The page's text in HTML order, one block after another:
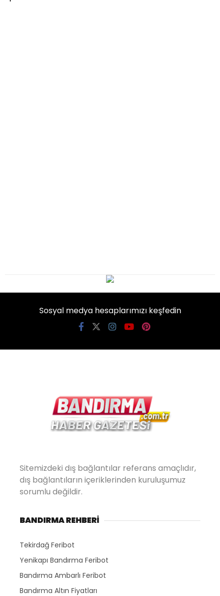
Sosyal medya hesaplarımızı keşfedin
Sitemizdeki dış bağlantılar referans amaçlıdır,
dış bağlantıların içeriklerinden kuruluşumuz
sorumlu değildir.
BANDIRMA REHBERİ
Tekirdağ Feribot
Yenikapı Bandırma Feribot
Bandırma Ambarlı Feribot
Bandırma Altın Fiyatları